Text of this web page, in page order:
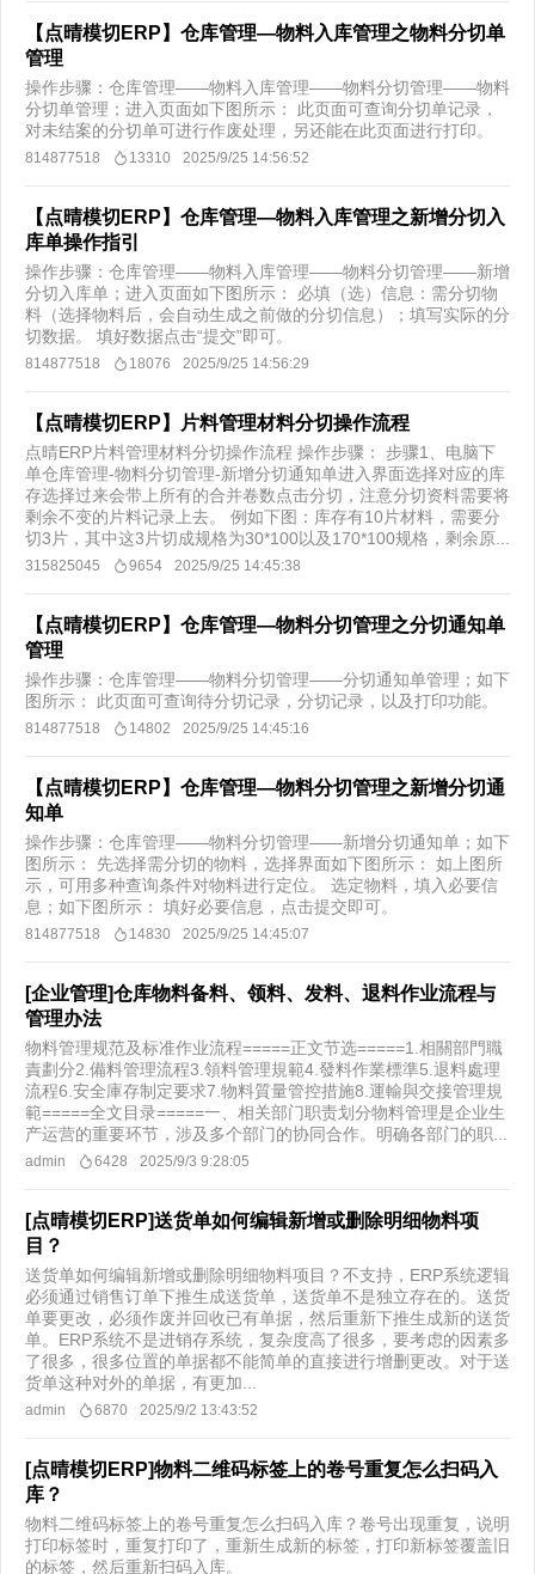
【点晴模切ERP】仓库管理—物料入库管理之物料分切单
管理
操作步骤：仓库管理——物料入库管理——物料分切管理——物料
分切单管理；进入页面如下图所示： 此页面可查询分切单记录，
对未结案的分切单可进行作废处理，另还能在此页面进行打印。
814877518 13310 2025/9/25 14:56:52
【点晴模切ERP】仓库管理—物料入库管理之新增分切入
库单操作指引
操作步骤：仓库管理——物料入库管理——物料分切管理——新增
分切入库单；进入页面如下图所示： 必填（选）信息：需分切物
料（选择物料后，会自动生成之前做的分切信息）；填写实际的分
切数据。 填好数据点击“提交”即可。
814877518 18076 2025/9/25 14:56:29
【点晴模切ERP】片料管理材料分切操作流程
点晴ERP片料管理材料分切操作流程 操作步骤： 步骤1、电脑下
单仓库管理-物料分切管理-新增分切通知单进入界面选择对应的库
存选择过来会带上所有的合并卷数点击分切，注意分切资料需要将
剩余不变的片料记录上去。 例如下图：库存有10片材料，需要分
切3片，其中这3片切成规格为30*100以及170*100规格，剩余原...
315825045 9654 2025/9/25 14:45:38
【点晴模切ERP】仓库管理—物料分切管理之分切通知单
管理
操作步骤：仓库管理——物料分切管理——分切通知单管理；如下
图所示： 此页面可查询待分切记录，分切记录，以及打印功能。
814877518 14802 2025/9/25 14:45:16
【点晴模切ERP】仓库管理—物料分切管理之新增分切通
知单
操作步骤：仓库管理——物料分切管理——新增分切通知单；如下
图所示： 先选择需分切的物料，选择界面如下图所示： 如上图所
示，可用多种查询条件对物料进行定位。 选定物料，填入必要信
息；如下图所示： 填好必要信息，点击提交即可。
814877518 14830 2025/9/25 14:45:07
[企业管理]仓库物料备料、领料、发料、退料作业流程与
管理办法
物料管理规范及标准作业流程=====正文节选=====1.相關部門職
責劃分2.備料管理流程3.領料管理規範4.發料作業標準5.退料處理
流程6.安全庫存制定要求7.物料質量管控措施8.運輸與交接管理規
範=====全文目录=====一、相关部门职责划分物料管理是企业生
产运营的重要环节，涉及多个部门的协同合作。明确各部门的职...
admin 6428 2025/9/3 9:28:05
[点晴模切ERP]送货单如何编辑新增或删除明细物料项
目？
送货单如何编辑新增或删除明细物料项目？不支持，ERP系统逻辑
必须通过销售订单下推生成送货单，送货单不是独立存在的。送货
单要更改，必须作废并回收已有单据，然后重新下推生成新的送货
单。ERP系统不是进销存系统，复杂度高了很多，要考虑的因素多
了很多，很多位置的单据都不能简单的直接进行增删更改。对于送
货单这种对外的单据，有更加...
admin 6870 2025/9/2 13:43:52
[点晴模切ERP]物料二维码标签上的卷号重复怎么扫码入
库？
物料二维码标签上的卷号重复怎么扫码入库？卷号出现重复，说明
打印标签时，重复打印了，重新生成新的标签，打印新标签覆盖旧
的标签，然后重新扫码入库。